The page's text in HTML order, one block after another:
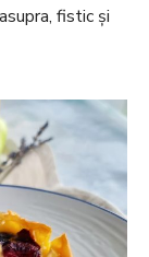
fistic și